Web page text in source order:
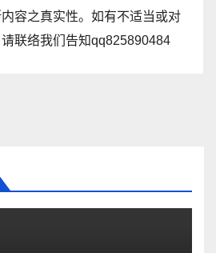
容之真实性。如有不适当或对
联络我们告知qq825890484